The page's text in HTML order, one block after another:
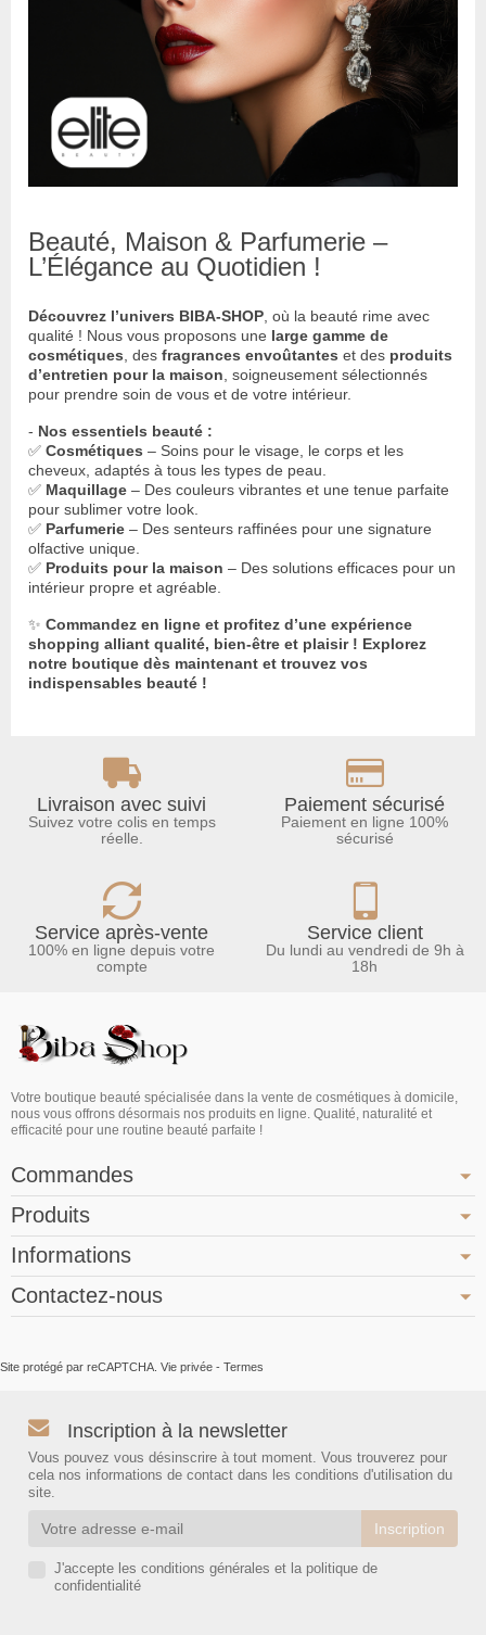
Beauté, Maison & Parfumerie –
L’Élégance au Quotidien !
Découvrez l’univers BIBA-SHOP , où la beauté rime avec
qualité ! Nous vous proposons une large gamme de
cosmétiques , des fragrances envoûtantes et des produits
d’entretien pour la maison , soigneusement sélectionnés
pour prendre soin de vous et de votre intérieur.
- Nos essentiels beauté :
✅ Cosmétiques – Soins pour le visage, le corps et les
cheveux, adaptés à tous les types de peau.
✅ Maquillage – Des couleurs vibrantes et une tenue parfaite
pour sublimer votre look.
✅ Parfumerie – Des senteurs raffinées pour une signature
olfactive unique.
✅ Produits pour la maison – Des solutions efficaces pour un
intérieur propre et agréable.
✨ Commandez en ligne et profitez d’une expérience
shopping alliant qualité, bien-être et plaisir ! Explorez
notre boutique dès maintenant et trouvez vos
indispensables beauté !
Livraison avec suivi
Suivez votre colis en temps
réelle.
Paiement sécurisé
Paiement en ligne 100%
sécurisé
Service après-vente
100% en ligne depuis votre
compte
Service client
Du lundi au vendredi de 9h à
18h
Votre boutique beauté spécialisée dans la vente de cosmétiques à domicile,
nous vous offrons désormais nos produits en ligne. Qualité, naturalité et
efficacité pour une routine beauté parfaite !
Commandes
Produits
Informations
Contactez-nous
Site protégé par reCAPTCHA. Vie privée - Termes
Inscription à la newsletter
Vous pouvez vous désinscrire à tout moment. Vous trouverez pour
cela nos informations de contact dans les conditions d'utilisation du
site.
J'accepte les conditions générales et la politique de
confidentialité